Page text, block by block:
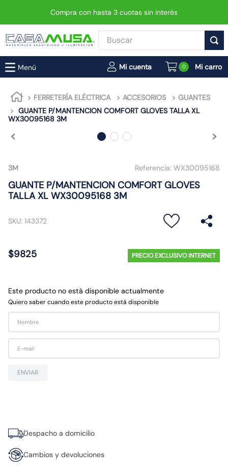
Compra con hasta 3 cuotas sin interés
Buscar
0
FERRETERÍA ELÉCTRICA ACCESORIOS
GUANTES
GUANTE P/MANTENCION COMFORT GLOVES TALLA XL
WX30095168 3M
3M Referencia: WX30095168
GUANTE P/MANTENCION COMFORT GLOVES
TALLA XL WX30095168 3M
SKU: 143372
$9825 PRECIO EXCLUSIVO INTERNET
Este producto no está disponible actualmente
Quiero saber cuando este producto está disponible
ENVIAR
Despacho a domicilio
Cambios y devoluciones
TÉRMINOS MÁS BUSCADOS
1.
enchufe
.
interruptor
3.
luminaria vial led neo
foco
7.
matixgo
8.